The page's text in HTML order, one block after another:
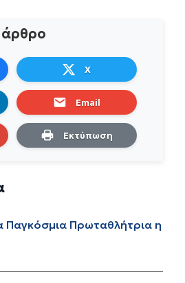
άρθρο
X
Email
Εκτύπωση
Παγκόσμια Πρωταθλήτρια η